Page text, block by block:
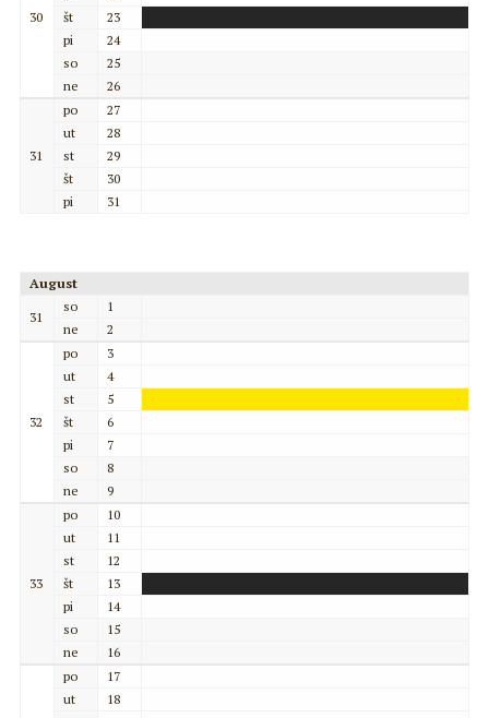
30
št
23
pi
24
so
25
ne
26
31
po
27
ut
28
st
29
št
30
pi
31
August
31
so
1
ne
2
32
po
3
ut
4
st
5
št
6
pi
7
so
8
ne
9
33
po
10
ut
11
st
12
št
13
pi
14
so
15
ne
16
po
17
ut
18